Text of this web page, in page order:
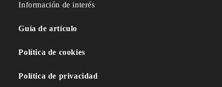
Información de interés
Guía de artículo
Política de cookies
Política de privacidad